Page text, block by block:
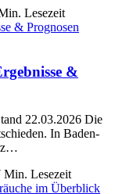
Lesezeit
&
22.03.2026 Die
In Baden-
Min. Lesezeit